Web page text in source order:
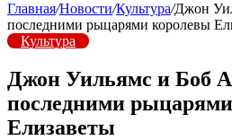
Главная/Новости/Культура/Джон
последними рыцарями королевы
Культура
Джон Уильямс и Боб
последними
Елизаветы